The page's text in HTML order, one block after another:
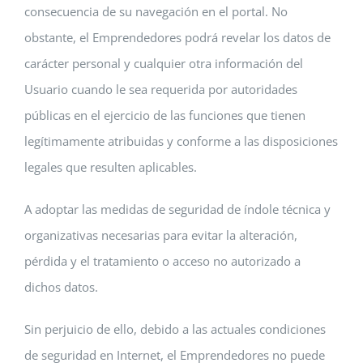
consecuencia de su navegación en el portal. No
obstante, el Emprendedores podrá revelar los datos de
carácter personal y cualquier otra información del
Usuario cuando le sea requerida por autoridades
públicas en el ejercicio de las funciones que tienen
legítimamente atribuidas y conforme a las disposiciones
legales que resulten aplicables.
A adoptar las medidas de seguridad de índole técnica y
organizativas necesarias para evitar la alteración,
pérdida y el tratamiento o acceso no autorizado a
dichos datos.
Sin perjuicio de ello, debido a las actuales condiciones
de seguridad en Internet, el Emprendedores no puede